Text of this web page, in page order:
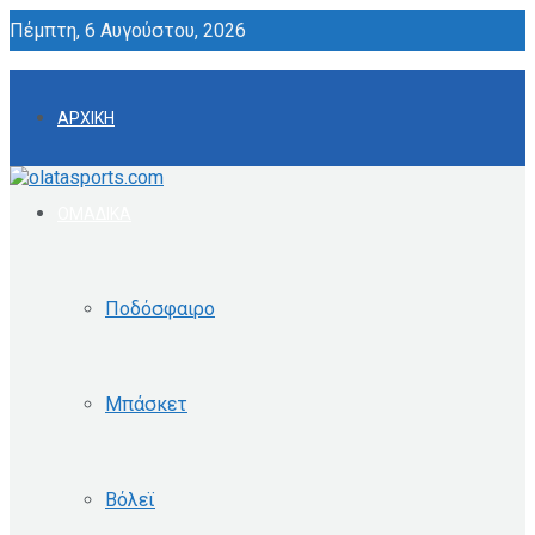
Πέμπτη, 6 Αυγούστου, 2026
ΑΡΧΙΚΗ
Ποδόσφαιρο
Μπάσκετ
Βόλεϊ